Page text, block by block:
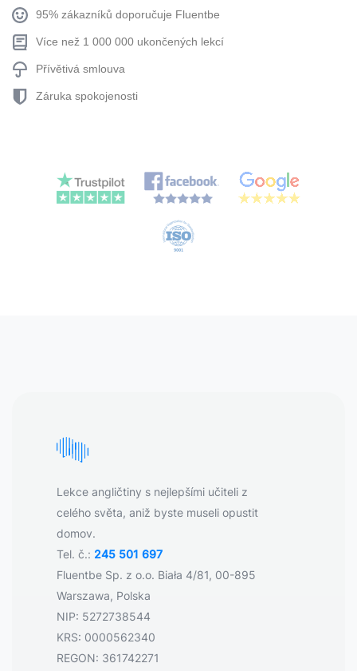
95% zákazníků doporučuje Fluentbe
Více než 1 000 000 ukončených lekcí
Přívětivá smlouva
Záruka spokojenosti
Lekce angličtiny s nejlepšími učiteli z
celého světa, aniž byste museli opustit
domov.
Tel. č.: 245 501 697
Fluentbe Sp. z o.o. Biała 4/81, 00-895
Warszawa, Polska
NIP: 5272738544
KRS: 0000562340
REGON: 361742271